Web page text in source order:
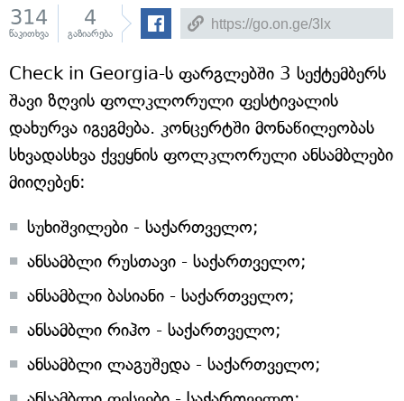
314
წაკითხვა
4
გაზიარება
Check in Georgia-ს ფარგლებში 3 სექტემბერს
შავი ზღვის ფოლკლორული ფესტივალის
დახურვა იგეგმება. კონცერტში მონაწილეობას
სხვადასხვა ქვეყნის ფოლკლორული ანსამბლები
მიიღებენ:
სუხიშვილები - საქართველო;
ანსამბლი რუსთავი - საქართველო;
ანსამბლი ბასიანი - საქართველო;
ანსამბლი რიჰო - საქართველო;
ანსამბლი ლაგუშედა - საქართველო;